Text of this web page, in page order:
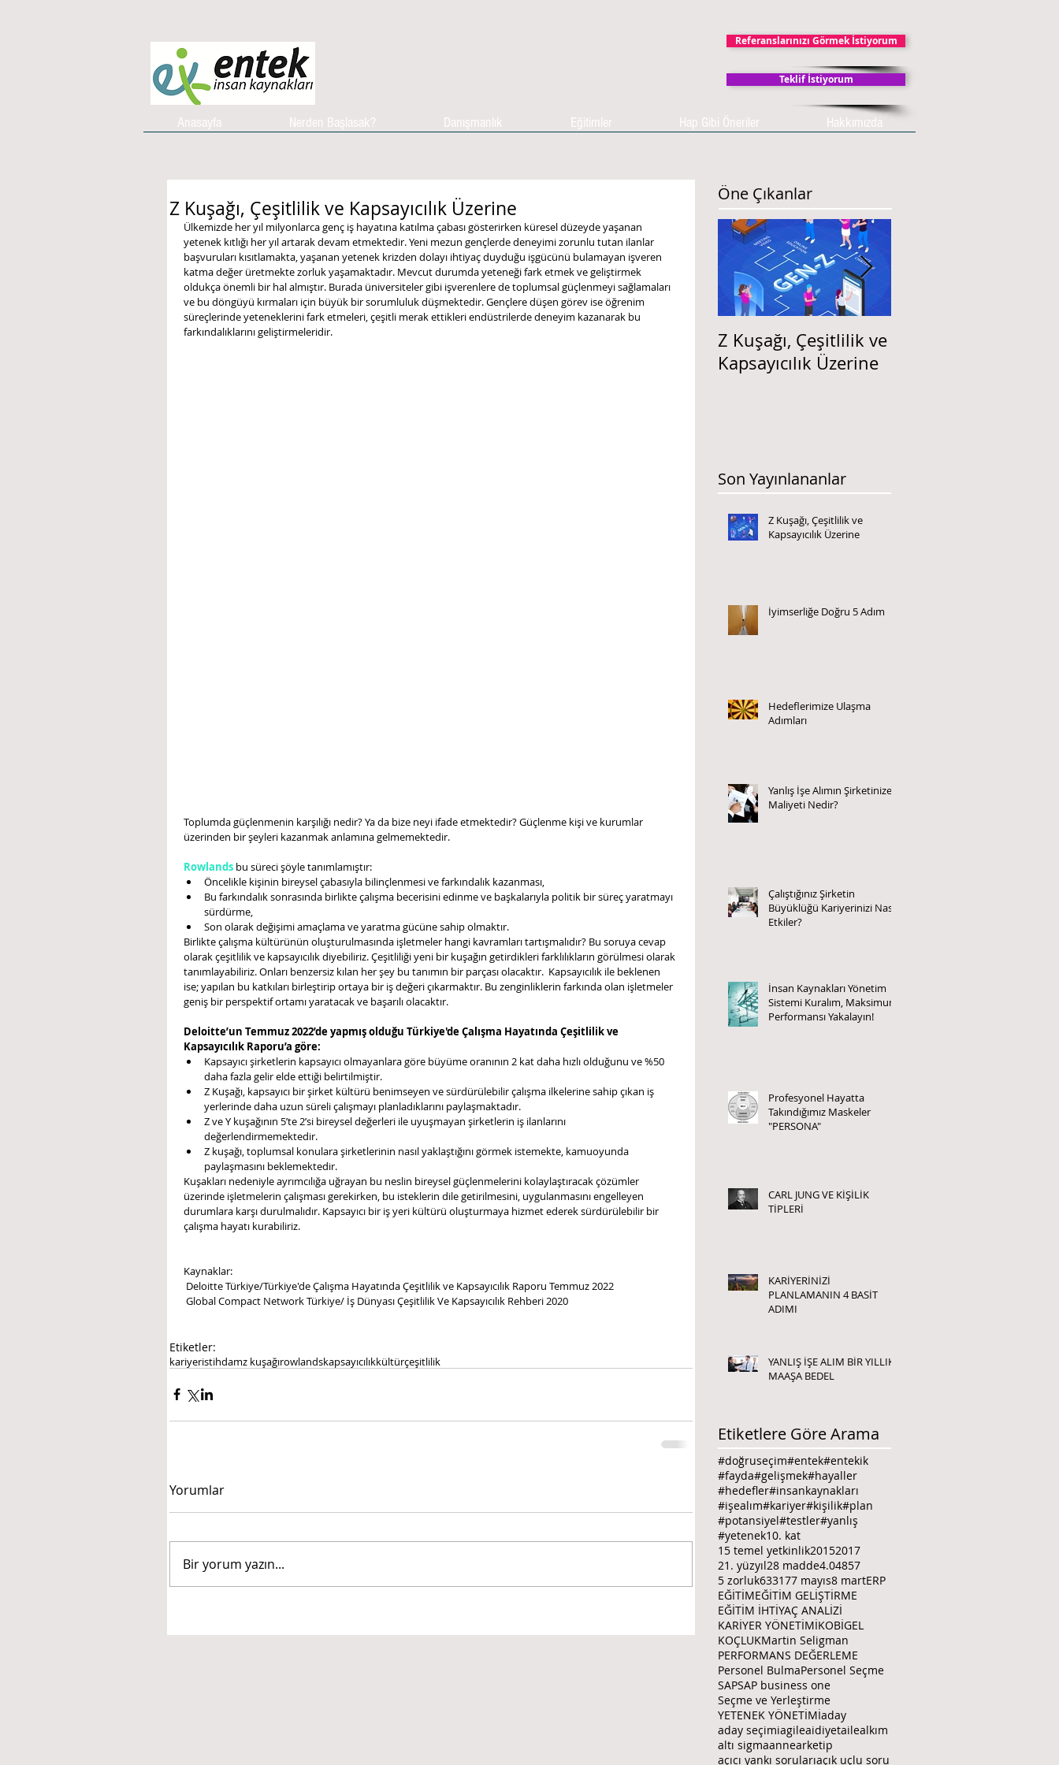
Referanslarınızı Görmek İstiyorum
Teklif İstiyorum
Anasayfa Nerden Başlasak? Danışmanlık Eğitimler Hap Gibi Öneriler Hakkımızda
Z Kuşağı, Çeşitlilik ve Kapsayıcılık Üzerine
Ülkemizde her yıl milyonlarca genç iş hayatına katılma çabası gösterirken küresel düzeyde yaşanan
yetenek kıtlığı her yıl artarak devam etmektedir. Yeni mezun gençlerde deneyimi zorunlu tutan ilanlar
başvuruları kısıtlamakta, yaşanan yetenek krizden dolayı ihtiyaç duyduğu işgücünü bulamayan işveren
katma değer üretmekte zorluk yaşamaktadır. Mevcut durumda yeteneği fark etmek ve geliştirmek
oldukça önemli bir hal almıştır. Burada üniversiteler gibi işverenlere de toplumsal güçlenmeyi sağlamaları
ve bu döngüyü kırmaları için büyük bir sorumluluk düşmektedir. Gençlere düşen görev ise öğrenim
süreçlerinde yeteneklerini fark etmeleri, çeşitli merak ettikleri endüstrilerde deneyim kazanarak bu
farkındalıklarını geliştirmeleridir.
Toplumda güçlenmenin karşılığı nedir? Ya da bize neyi ifade etmektedir? Güçlenme kişi ve kurumlar
üzerinden bir şeyleri kazanmak anlamına gelmemektedir.
Rowlands bu süreci şöyle tanımlamıştır:
Öncelikle kişinin bireysel çabasıyla bilinçlenmesi ve farkındalık kazanması,
Bu farkındalık sonrasında birlikte çalışma becerisini edinme ve başkalarıyla politik bir süreç yaratmayı
sürdürme,
Son olarak değişimi amaçlama ve yaratma gücüne sahip olmaktır.
Birlikte çalışma kültürünün oluşturulmasında işletmeler hangi kavramları tartışmalıdır? Bu soruya cevap
olarak çeşitlilik ve kapsayıcılık diyebiliriz. Çeşitliliği yeni bir kuşağın getirdikleri farklılıkların görülmesi olarak
tanımlayabiliriz. Onları benzersiz kılan her şey bu tanımın bir parçası olacaktır.  Kapsayıcılık ile beklenen
ise; yapılan bu katkıları birleştirip ortaya bir iş değeri çıkarmaktır. Bu zenginliklerin farkında olan işletmeler
geniş bir perspektif ortamı yaratacak ve başarılı olacaktır.
Deloitte’un Temmuz 2022’de yapmış olduğu Türkiye'de Çalışma Hayatında Çeşitlilik ve
Kapsayıcılık Raporu’a göre:
Kapsayıcı şirketlerin kapsayıcı olmayanlara göre büyüme oranının 2 kat daha hızlı olduğunu ve %50
daha fazla gelir elde ettiği belirtilmiştir.
Z Kuşağı, kapsayıcı bir şirket kültürü benimseyen ve sürdürülebilir çalışma ilkelerine sahip çıkan iş
yerlerinde daha uzun süreli çalışmayı planladıklarını paylaşmaktadır.
Z ve Y kuşağının 5’te 2’si bireysel değerleri ile uyuşmayan şirketlerin iş ilanlarını
değerlendirmemektedir.
Z kuşağı, toplumsal konulara şirketlerinin nasıl yaklaştığını görmek istemekte, kamuoyunda
paylaşmasını beklemektedir.
Kuşakları nedeniyle ayrımcılığa uğrayan bu neslin bireysel güçlenmelerini kolaylaştıracak çözümler
üzerinde işletmelerin çalışması gerekirken, bu isteklerin dile getirilmesini, uygulanmasını engelleyen
durumlara karşı durulmalıdır. Kapsayıcı bir iş yeri kültürü oluşturmaya hizmet ederek sürdürülebilir bir
çalışma hayatı kurabiliriz.
Kaynaklar:
Deloitte Türkiye/Türkiye'de Çalışma Hayatında Çeşitlilik ve Kapsayıcılık Raporu Temmuz 2022
Global Compact Network Türkiye/ İş Dünyası Çeşitlilik Ve Kapsayıcılık Rehberi 2020
Etiketler:
kariyeristihdamz kuşağırowlandskapsayıcılıkkültürçeşitlilik
Yorumlar
Bir yorum yazın...
Öne Çıkanlar
Z Kuşağı, Çeşitlilik ve
Kapsayıcılık Üzerine
Son Yayınlananlar
Z Kuşağı, Çeşitlilik ve
Kapsayıcılık Üzerine
İyimserliğe Doğru 5 Adım
Hedeflerimize Ulaşma
Adımları
Yanlış İşe Alımın Şirketinize
Maliyeti Nedir?
Çalıştığınız Şirketin
Büyüklüğü Kariyerinizi Nasıl
Etkiler?
İnsan Kaynakları Yönetim
Sistemi Kuralım, Maksimum
Performansı Yakalayın!
Profesyonel Hayatta
Takındığımız Maskeler
"PERSONA"
CARL JUNG VE KİŞİLİK
TİPLERİ
KARİYERİNİZİ
PLANLAMANIN 4 BASİT
ADIMI
YANLIŞ İŞE ALIM BİR YILLIK
MAAŞA BEDEL
Etiketlere Göre Arama
#doğruseçim#entek#entekik
#fayda#gelişmek#hayaller
#hedefler#insankaynakları
#işealım#kariyer#kişilik#plan
#potansiyel#testler#yanlış
#yetenek10. kat
15 temel yetkinlik20152017
21. yüzyıl28 madde4.04857
5 zorluk633177 mayıs8 martERP
EĞİTİMEĞİTİM GELİŞTİRME
EĞİTİM İHTİYAÇ ANALİZİ
KARİYER YÖNETİMİKOBİGEL
KOÇLUKMartin Seligman
PERFORMANS DEĞERLEME
Personel BulmaPersonel Seçme
SAPSAP business one
Seçme ve Yerleştirme
YETENEK YÖNETİMİaday
aday seçimiagileaidiyetailealkım
altı sigmaannearketip
açıcı yankı sorularıaçık uçlu soru